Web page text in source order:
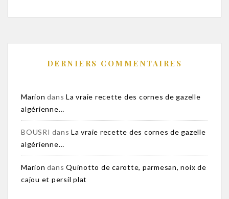
DERNIERS COMMENTAIRES
Marion dans La vraie recette des cornes de gazelle
algérienne…
BOUSRI dans La vraie recette des cornes de gazelle
algérienne…
Marion dans Quinotto de carotte, parmesan, noix de
cajou et persil plat